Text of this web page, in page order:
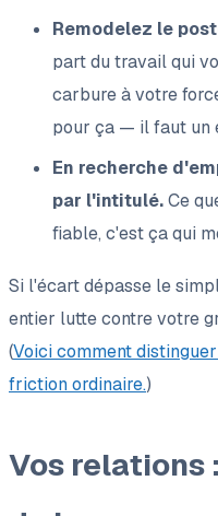
Remodelez le
part du travail qui
carbure à votre
pour ça — il faut un
En recherche
par l'intitulé.Ce
fiable, c'est ça qui
Si l'écart dépasse le
entier lutte contre votre
(Voici comment
friction ordinaire.)
Vos relations